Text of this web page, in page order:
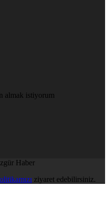
almak istiyorum
Haber
ziyaret edebilirsiniz.